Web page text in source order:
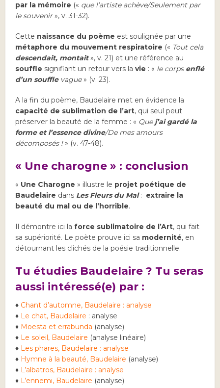
par la mémoire (« que l’artiste achève/Seulement par
le souvenir», v. 31-32).
Cette naissance du poème est soulignée par une
métaphore du mouvement respiratoire (« Tout cela
descendait, montait», v. 21) et une référence au
souffle signifiant un retour vers lavie : « le corps enflé
d’un soufflevague» (v. 23).
A la fin du poème, Baudelaire met en évidence la
capacité de sublimation de l’art, qui seul peut
préserver la beauté de la femme : « Que j’ai gardé la
forme et l’essence divine/De mes amours
décomposés !» (v. 47-48).
« Une charogne » : conclusion
« Une Charogne» illustre le projet poétique de
Baudelaire dans Les Fleurs du Mal: extraire la
beauté du mal ou de l’horrible.
Il démontre ici laforce sublimatoire de l’Art, qui fait
sa supériorité. Le poète prouve ici sa modernité, en
détournant les clichés de la poésie traditionnelle.
Tu étudies Baudelaire ? Tu seras
aussi intéressé(e) par :
♦ Chant d’automne, Baudelaire : analyse
♦ Le chat, Baudelaire : analyse
♦ Moesta et errabunda (analyse)
♦ Le soleil, Baudelaire (analyse linéaire)
♦ Les phares, Baudelaire : analyse
♦ Hymne à la beauté, Baudelaire (analyse)
♦ L’albatros, Baudelaire : analyse
♦ L’ennemi, Baudelaire (analyse)